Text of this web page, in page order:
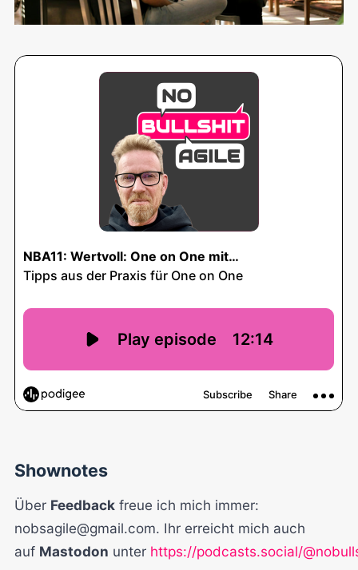
Shownotes
Über Feedbackfreue ich mich immer:
nobsagile@gmail.com. Ihr erreicht mich auch
auf Mastodon unter https://podcasts.social/